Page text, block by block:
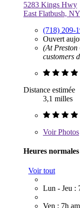
5283 Kings Hwy
East Flatbush,
(718) 209-
Ouvert
(At
customers
Distance estimée
3,1 milles
VoirPhotos
Heures normales
Voir tout
Lun - Jeu :
Ven : 7h